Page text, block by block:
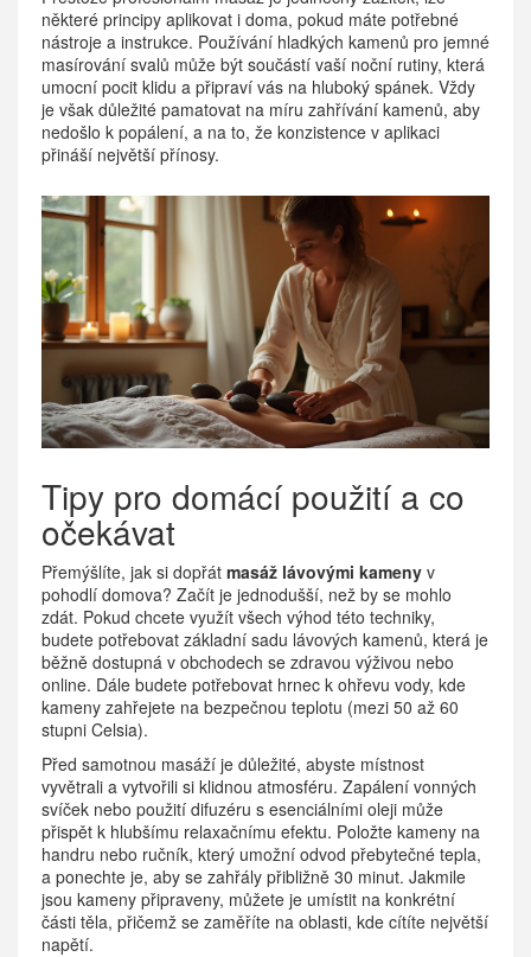
některé principy aplikovat i doma, pokud máte potřebné
nástroje a instrukce. Používání hladkých kamenů pro jemné
masírování svalů může být součástí vaší noční rutiny, která
umocní pocit klidu a připraví vás na hluboký spánek. Vždy
je však důležité pamatovat na míru zahřívání kamenů, aby
nedošlo k popálení, a na to, že konzistence v aplikaci
přináší největší přínosy.
Tipy pro domácí použití a co
očekávat
Přemýšlíte, jak si dopřát masáž lávovými kameny v
pohodlí domova? Začít je jednodušší, než by se mohlo
zdát. Pokud chcete využít všech výhod této techniky,
budete potřebovat základní sadu lávových kamenů, která je
běžně dostupná v obchodech se zdravou výživou nebo
online. Dále budete potřebovat hrnec k ohřevu vody, kde
kameny zahřejete na bezpečnou teplotu (mezi 50 až 60
stupni Celsia).
Před samotnou masáží je důležité, abyste místnost
vyvětrali a vytvořili si klidnou atmosféru. Zapálení vonných
svíček nebo použití difuzéru s esenciálními oleji může
přispět k hlubšímu relaxačnímu efektu. Položte kameny na
handru nebo ručník, který umožní odvod přebytečné tepla,
a ponechte je, aby se zahřály přibližně 30 minut. Jakmile
jsou kameny připraveny, můžete je umístit na konkrétní
části těla, přičemž se zaměříte na oblasti, kde cítíte největší
napětí.